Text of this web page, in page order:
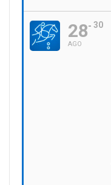
28
AGO
30